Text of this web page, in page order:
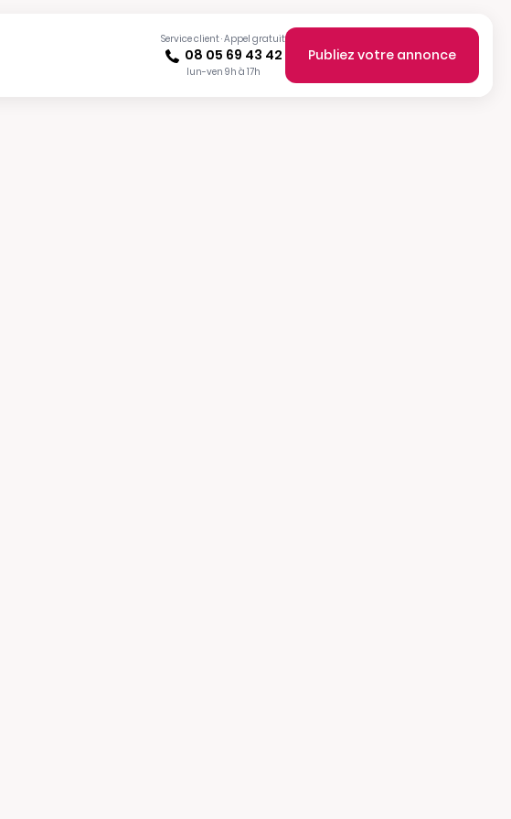
Service client · Appel gratuit
08 05 69 43 42
lun-ven 9h à 17h
Publiez votre annonce